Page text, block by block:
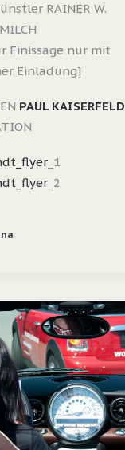
RAINER W.
Finissage nur mit
Einladung]
PAUL KAISERFELD
_1
_2